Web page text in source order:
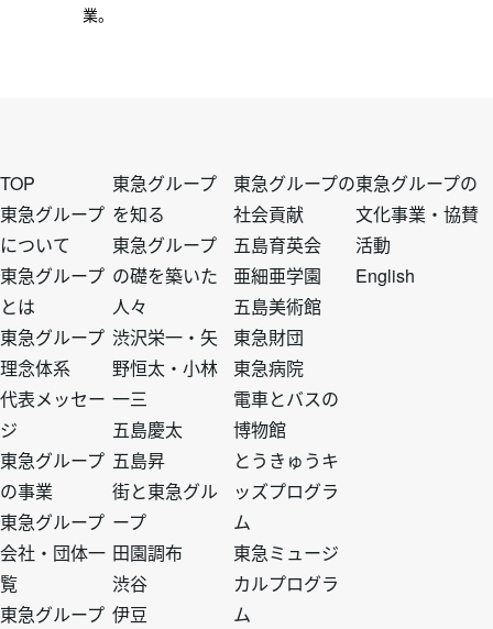
業。
フ
ッ
タ
ー
ト
ッ
プ
TOP
東急グループ
について
東急グループ
とは
東急グループ
理念体系
代表メッセー
ジ
東急グループ
の事業
東急グループ
会社・団体一
覧
東急グループ
フ
ッ
タ
ー
ト
ッ
プ
東急グループ
を知る
東急グループ
の礎を築いた
人々
渋沢栄一・矢
野恒太・小林
一三
五島慶太
五島昇
街と東急グル
ープ
田園調布
渋谷
伊豆
フ
ッ
タ
ー
ト
ッ
プ
東急グループの
社会貢献
五島育英会
亜細亜学園
五島美術館
東急財団
東急病院
電車とバスの
博物館
とうきゅうキ
ッズプログラ
ム
東急ミュージ
カルプログラ
ム
フ
ッ
東急グループの
文化事業・協賛
活動
English